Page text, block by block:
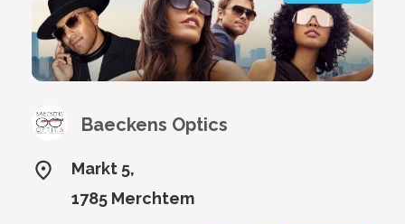
Baeckens Optics
Markt 5,
1785 Merchtem